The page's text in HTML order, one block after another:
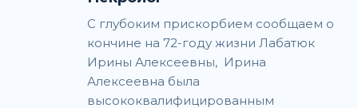
С глубоким прискорбием сообщаем о
кончине на 72-году жизни Лабатюк
Ирины Алексеевны, Ирина
Алексеевна была
высококвалифицированным